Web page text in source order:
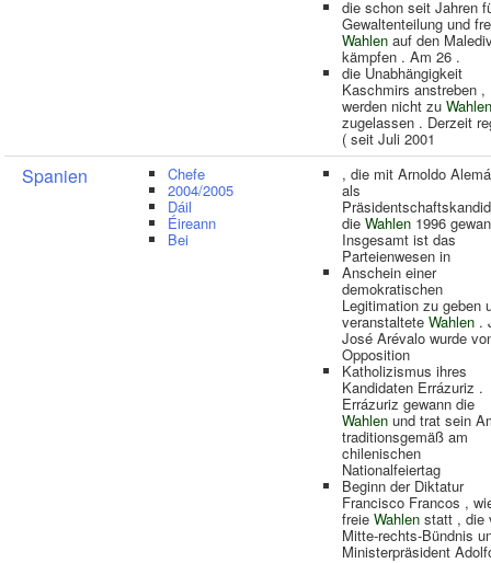
die schon seit Jahren
Gewaltenteilung und
Wahlen auf den
kämpfen . Am 26 .
die Unabhängigkeit
Kaschmirs anstreben ,
werden nicht zu Wahlen
zugelassen . Derzeit
( seit Juli 2001
Spanien Chefe
2004/2005
Dáil
Éireann
Bei
, die mit Arnoldo
als
die Wahlen 1996
Insgesamt ist das
Parteienwesen in
Anschein einer
demokratischen
Legitimation zu geben
veranstaltete Wahlen .
José Arévalo wurde
Opposition
Katholizismus ihres
Kandidaten Errázuriz .
Errázuriz gewann die
Wahlen und trat sein
traditionsgemäß am
chilenischen
Nationalfeiertag
Beginn der Diktatur
Francisco Francos ,
freie Wahlen statt , die
Mitte-rechts-Bündnis
Ministerpräsident